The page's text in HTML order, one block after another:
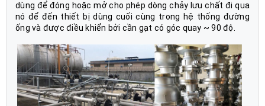
dùng để đóng hoặc mở cho phép dòng chảy lưu chất đi qua
nó để đến thiết bị dùng cuối cùng trong hệ thống đường
ống và được điều khiển bởi cần gạt có góc quay ~ 90 độ.